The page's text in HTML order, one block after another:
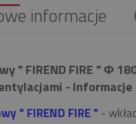
informacje
" FIREND FIRE " Φ
- Informacje
" FIREND FIRE " -